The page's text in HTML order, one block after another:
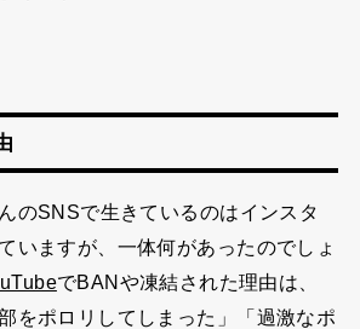
のSNSで生きているのはインスタ
いますが、一体何があったのでしょ
でBANや凍結された理由は、
をポロリしてしまった」「過激なポ